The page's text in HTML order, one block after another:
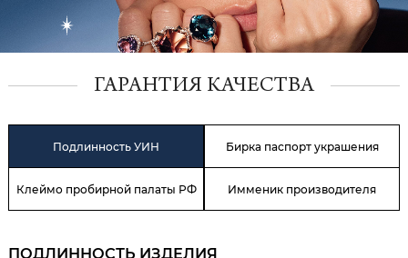
ГАРАНТИЯ КАЧЕСТВА
Подлинность УИН Бирка паспорт украшения
Клеймо пробирной палаты РФ Имменик производителя
ПОДЛИННОСТЬ ИЗДЕЛИЯ